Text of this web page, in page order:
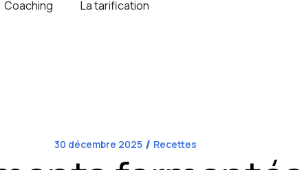
Coaching La tarification
30 décembre 2025 Recettes